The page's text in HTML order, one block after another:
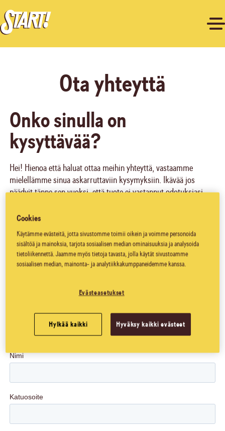
Ota yhteyttä
Onko sinulla on
kysyttävää?
Hei! Hienoa että haluat ottaa meihin yhteyttä, vastaamme
mielellämme sinua askarruttaviin kysymyksiin. Ikävää jos
päädyit tänne sen vuoksi, että tuote ei vastannut odotuksiasi,
sinua täyttämään alla olevan lomakkeen.
Täytä mahdollisimman paljon tietoja ja liitä rohkeasti mukaan
kuvia mm. pakkauksesta ja parasta ennen -päiväyksestä. Näin
autat meitä laadukkaassa työssämme. Vastaamme sinulle
mahdollisimman pian.
päivittäneet tietosuojakäytäntömme. Voit lukea lisää siitä,
miten Lantmännen ja sen konserniyhtiöt käsittelevät
henkilötietojasi ja sovellettavan tietosuojalainsäädännön
mukaisista oikeuksistasi täältä
.
Cookies
Käytämme evästeitä, jotta sivustomme toimii oikein ja voimme personoida
sisältöä ja mainoksia, tarjota sosiaalisen median ominaisuuksia ja analysoida
tietoliikennettä. Jaamme myös tietoja tavasta, jolla käytät sivustoamme
sosiaalisen median, mainonta- ja analytiikkakumppaneidemme kanssa.
Evästeasetukset
Hylkää kaikki Hyväksy kaikki evästeet